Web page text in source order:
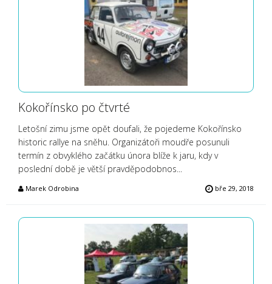
Kokořínsko po čtvrté
Letošní zimu jsme opět doufali, že pojedeme Kokořínsko
historic rallye na sněhu. Organizátoři moudře posunuli
termín z obvyklého začátku února blíže k jaru, kdy v
poslední době je větší pravděpodobnos...
Marek Odrobina bře 29, 2018